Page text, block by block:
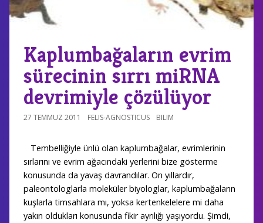
Kaplumbağaların evrim
sürecinin sırrı miRNA
devrimiyle çözülüyor
27 TEMMUZ 2011 FELIS-AGNOSTICUS BILIM
Tembelliğiyle ünlü olan kaplumbağalar, evrimlerinin
sırlarını ve evrim ağacındaki yerlerini bize gösterme
konusunda da yavaş davrandılar. On yıllardır,
paleontologlarla moleküler biyologlar, kaplumbağaların
kuşlarla timsahlara mı, yoksa kertenkelelere mi daha
yakın oldukları konusunda fikir ayrılığı yaşıyordu. Şimdi,